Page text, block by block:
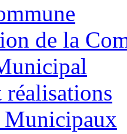
de la
réalisations